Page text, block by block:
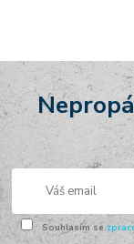
Souhlasím se